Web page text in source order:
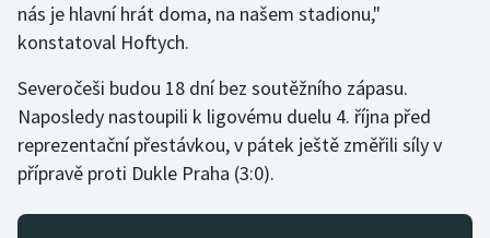
Ostatní
nás je hlavní hrát doma, na našem stadionu,"
konstatoval Hoftych.
Severočeši budou 18 dní bez soutěžního zápasu.
Naposledy nastoupili k ligovému duelu 4. října před
reprezentační přestávkou, v pátek ještě změřili síly v
přípravě proti Dukle Praha (3:0).